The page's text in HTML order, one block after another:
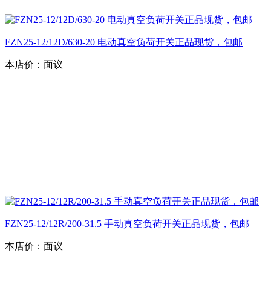
FZN25-12/12D/630-20 电动真空负荷开关正品现货，包邮
本店价： 面议
FZN25-12/12R/200-31.5 手动真空负荷开关正品现货，包邮
本店价： 面议